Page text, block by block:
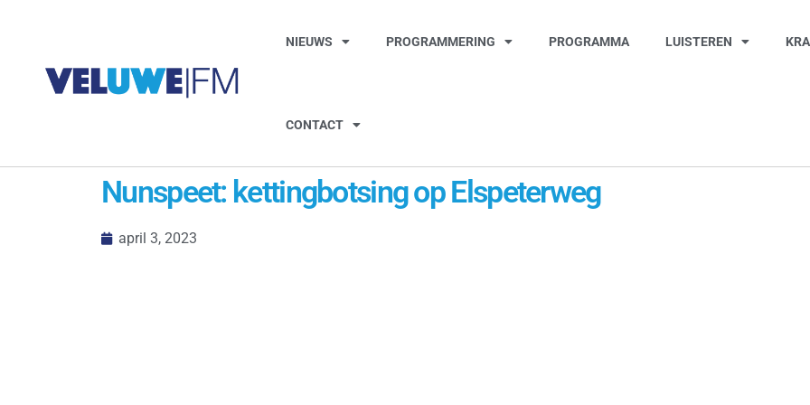
NIEUWS PROGRAMMERING PROGRAMMA LUISTEREN
CONTACT
Nunspeet: kettingbotsing op Elspeterweg
april 3, 2023